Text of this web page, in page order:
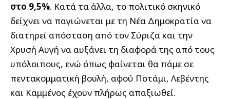
στο 9,5%. Κατά τα άλλα, το πολιτικό σκηνικό
δείχνει να παγιώνεται με τη Νέα Δημοκρατία να
διατηρεί απόσταση από τον Σύριζα και την
Χρυσή Αυγή να αυξάνει τη διαφορά της από τους
υπόλοιπους, ενώ όπως φαίνεται θα πάμε σε
πεντακομματική βουλή, αφού Ποτάμι, Λεβέντης
και Καμμένος έχουν πλήρως απαξιωθεί.